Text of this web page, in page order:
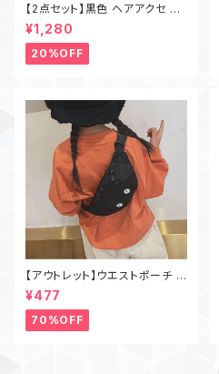
【2点セット】黒色 ヘアアクセ 天
使界隈 地雷 サブカル 天使の羽
リボン
¥1,280
20%OFF
【アウトレット】ウエストポーチ バ
ッグ ワンショルダーバッグ
¥477
70%OFF